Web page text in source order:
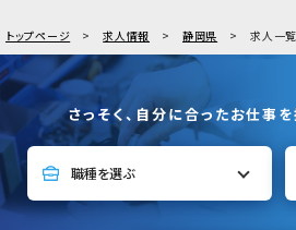
トップページ 求人情報 静岡県 求人一覧
さっそく、自分に合ったお仕事を